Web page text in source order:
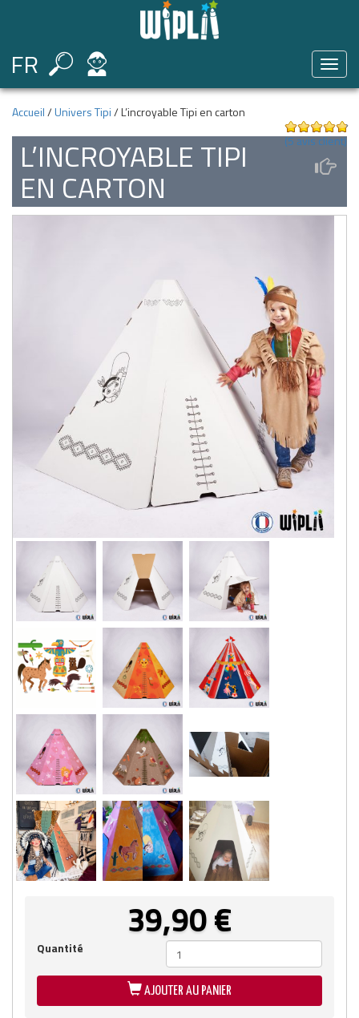
Toggle
FR
Accueil/Univers Tipi/ L’incroyable Tipi en carton
Noté4.80
sur 5 basé
client
(5avis client)
L’INCROYABLE TIPI
EN CARTON
39,90€
Quantité
AJOUTER AU PANIER